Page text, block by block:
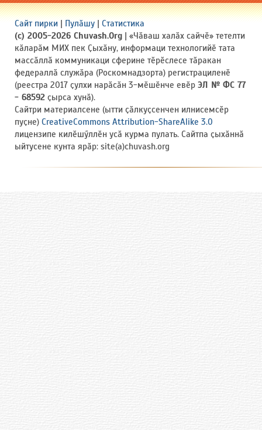
Сайт пирки Пулӑшу
Статистика
(c) 2005-2026 Chuvash.Org | «Чӑваш халӑх сайчӗ» тетелти
кӑларӑм МИХ пек Ҫыхӑну, информаци технологийӗ тата
массӑллӑ коммуникаци сферине тӗрӗслесе тӑракан
федераллӑ служӑра (Роскомнадзорта) регистрациленӗ
(реестра 2017 ҫулхи нарӑсӑн 3-мӗшӗнче евӗр ЭЛ № ФС 77
- 68592 ҫырса хунӑ).
Сайтри материалсене (ытти ҫӑлкуҫсенчен илнисемсӗр
пуҫне) CreativeCommons Attribution-ShareAlike 3.0
лицензипе килӗшӳллӗн усӑ курма пулать. Сайтпа ҫыхӑннӑ
ыйтусене кунта ярӑр: site(a)chuvash.org